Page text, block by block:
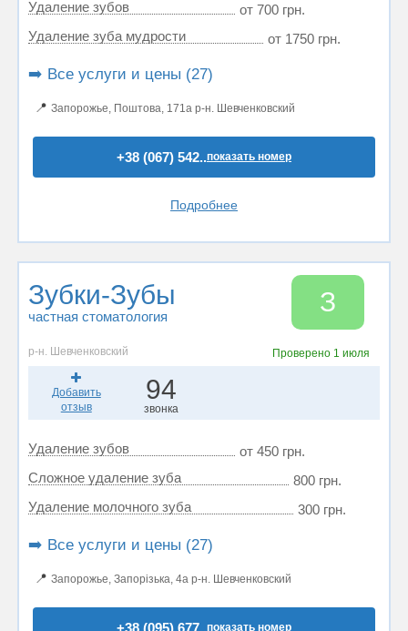
Удаление зубов
от 700 грн.
Удаление зуба мудрости
от 1750 грн.
➡️ Все услуги и цены (27)
📍 Запорожье, Поштова, 171а р-н. Шевченковский
+38 (067) 542..показать номер
Подробнее
Зубки-Зубы
частная стоматология З
р-н. Шевченковский Проверено 1 июля
Добавить
отзыв
94
звонка
Удаление зубов
от 450 грн.
Сложное удаление зуба
800 грн.
Удаление молочного зуба
300 грн.
➡️ Все услуги и цены (27)
📍 Запорожье, Запорізька, 4а р-н. Шевченковский
+38 (095) 677..показать номер